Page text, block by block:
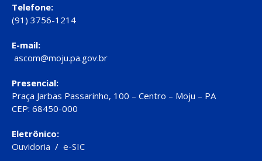
Telefone:
(91) 3756-1214
E-mail:
ascom@moju.pa.gov.br
Presencial:
Praça Jarbas Passarinho, 100 – Centro – Moju – PA
CEP: 68450-000
Eletrônico:
Ouvidoria / e-SIC